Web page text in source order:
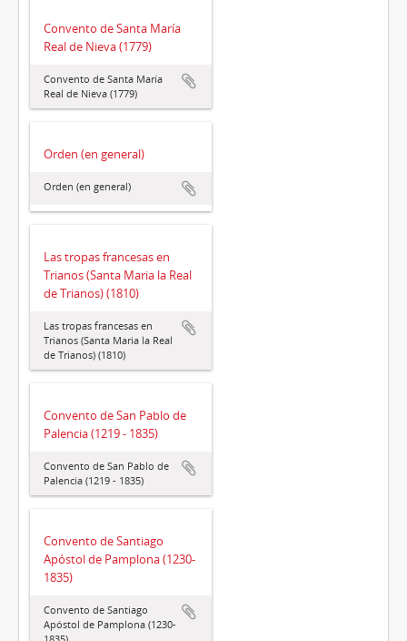
Convento de Santa María
Real de Nieva (1779)
Convento de Santa María
Real de Nieva (1779)
Orden (en general)
Orden (en general)
Las tropas francesas en
Trianos (Santa Maria la Real
de Trianos) (1810)
Las tropas francesas en
Trianos (Santa Maria la Real
de Trianos) (1810)
Convento de San Pablo de
Palencia (1219 - 1835)
Convento de San Pablo de
Palencia (1219 - 1835)
Convento de Santiago
Apóstol de Pamplona (1230-
1835)
Convento de Santiago
Apóstol de Pamplona (1230-